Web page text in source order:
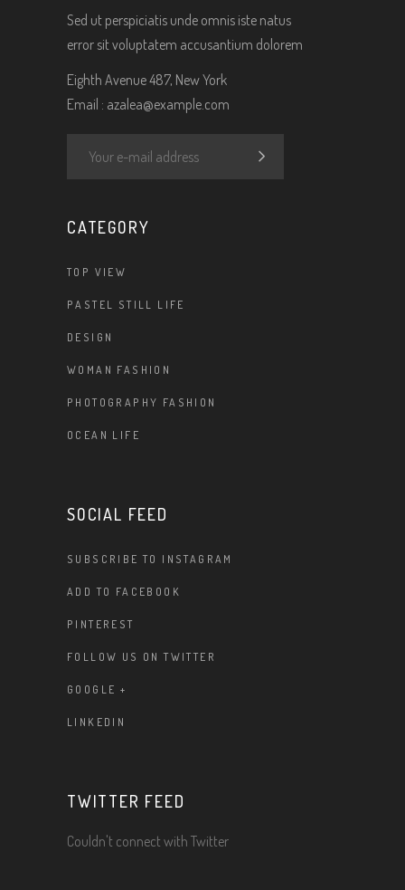
Sed ut perspiciatis unde omnis iste natus
error sit voluptatem accusantium dolorem
Eighth Avenue 487, New York
Email : azalea@example.com
CATEGORY
TOP VIEW
PASTEL STILL LIFE
DESIGN
WOMAN FASHION
PHOTOGRAPHY FASHION
OCEAN LIFE
SOCIAL FEED
SUBSCRIBE TO INSTAGRAM
ADD TO FACEBOOK
PINTEREST
FOLLOW US ON TWITTER
GOOGLE +
LINKEDIN
TWITTER FEED
Couldn't connect with Twitter